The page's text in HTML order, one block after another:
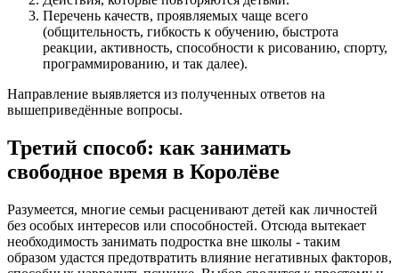
Перечень качеств, проявляемых чаще всего
(общительность, гибкость к обучению, быстрота
реакции, активность, способности к рисованию, спорту,
программированию, и так далее).
Направление выявляется из полученных ответов на
вышеприведённые вопросы.
Третий способ: как занимать
свободное время в Королёве
Разумеется, многие семьи расценивают детей как личностей
без особых интересов или способностей. Отсюда вытекает
необходимость занимать подростка вне школы - таким
образом удастся предотвратить влияние негативных факторов,